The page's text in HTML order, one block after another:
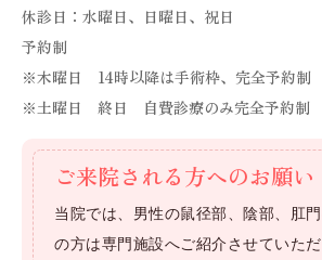
休診日：水曜日、日曜日、祝日
予約制
※木曜日 14時以降は手術枠、完全予約制
※土曜日 終日 自費診療のみ完全予約制
ご来院される方へのお願い
当院では、男性の鼠径部、陰部、肛
の方は専門施設へご紹介させていた